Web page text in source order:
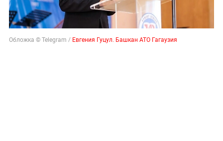
Обложка © Telegram /Евгения Гуцул. Башкан АТО Гагаузия